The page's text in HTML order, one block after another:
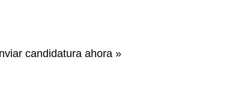
candidatura ahora »